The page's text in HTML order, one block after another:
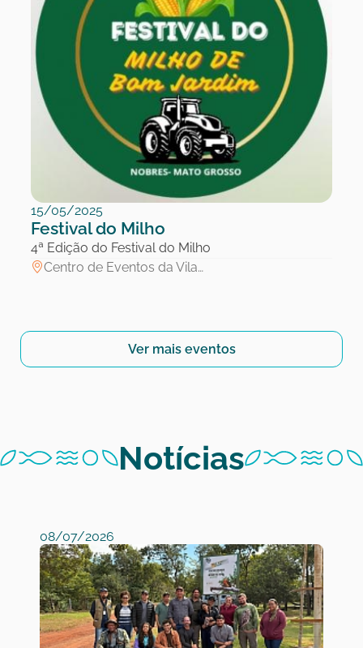
15/05/2025
Festival do Milho
4ª Edição do Festival do Milho
Centro de Eventos da Vila…
Ver mais eventos
Notícias
08/07/2026